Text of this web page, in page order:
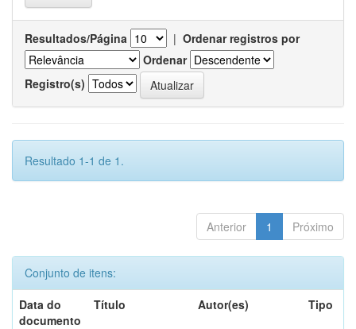
Resultados/Página | Ordenar registros por
Ordenar
Registro(s)
Resultado 1-1 de 1.
Anterior 1 Próximo
Conjunto de itens:
Data do
documento
Título Autor(es) Tipo